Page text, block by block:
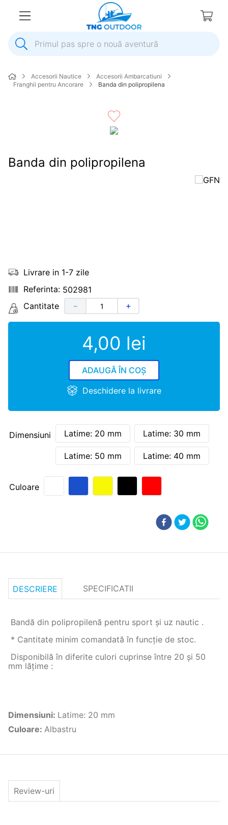
Primul pas spre o nouă aventură
2.
elice
Accesorii Nautice
Accesorii Ambarcatiuni
Franghii pentru Ancorare
Banda din polipropilena
Banda din polipropilena
Livrare in 1-7 zile
502981
Cantitate
＋
－
4,00 lei
ADAUGĂ ÎN COȘ
Deschidere la livrare
Dimensiuni Latime: 20 mm Latime: 30 mm
Latime: 50 mm Latime: 40 mm
Culoare
DESCRIERE SPECIFICATII
Bandă din polipropilenă pentru sport și uz nautic .
* Cantitate minim comandată în funcție de stoc.
Disponibilă în diferite culori cuprinse între 20 și 50
mm lățime :
Dimensiuni: Latime: 20 mm
Culoare: Albastru
Review-uri